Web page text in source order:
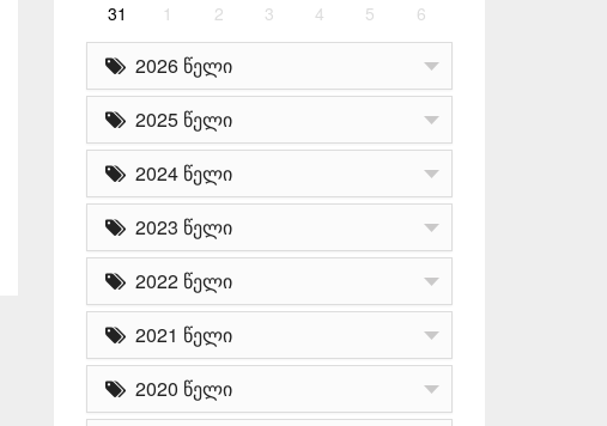
31
1 2 3 4 5 6
2026 წელი
2025 წელი
2024 წელი
2023 წელი
2022 წელი
2021 წელი
2020 წელი